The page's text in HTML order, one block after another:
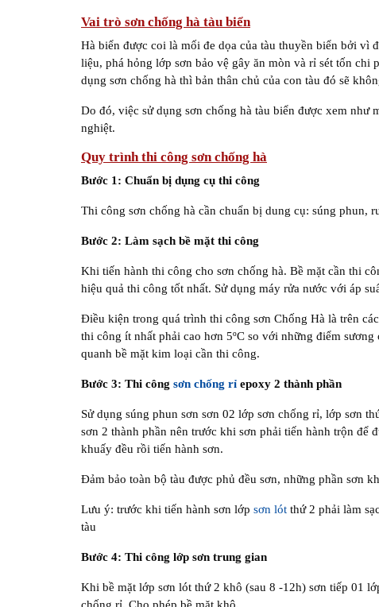
Vai trò sơn chống hà tàu biển
Hà biển được coi là mối đe dọa của tàu thuyền biển bởi vì
liệu, phá hỏng lớp sơn bảo vệ gây ăn mòn và rỉ sét tốn chi
dụng sơn chống hà thì bản thân chủ của con tàu đó sẽ
Do đó, việc sử dụng sơn chống hà tàu biển được xem như
nghiệt.
Quy trình thi công sơn chống hà
Bước 1: Chuẩn bị dụng cụ thi công
Thi công sơn chống hà cần chuẩn bị dung cụ: súng phun,
Bước 2: Làm sạch bề mặt thi công
Khi tiến hành thi công cho sơn chống hà. Bề mặt cần thi
hiệu quả thi công tốt nhất. Sử dụng máy rửa nước với áp
Điều kiện trong quá trình thi công sơn Chống Hà là trên
thi công ít nhất phải cao hơn 5ºC so với những điểm
quanh bề mặt kim loại cần thi công.
Bước 3: Thi công sơn chống rỉ epoxy 2 thành phần
Sử dụng súng phun sơn sơn 02 lớp sơn chống rỉ, lớp sơn
sơn 2 thành phần nên trước khi sơn phải tiến hành trộn
khuấy đều rồi tiến hành sơn.
Đảm bảo toàn bộ tàu được phủ đều sơn, những phần sơn
Lưu ý: trước khi tiến hành sơn lớp sơn lót thứ 2 phải làm
tàu
Bước 4: Thi công lớp sơn trung gian
Khi bề mặt lớp sơn lót thứ 2 khô (sau 8 -12h) sơn tiếp 01